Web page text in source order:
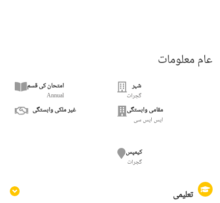
عام معلومات
شہر
گجرات
امتحان کی قسم
Annual
مقامی وابستگی
ایس ایس سی
غیر ملکی وابستگی
کیمپس
گجرات
تعلیمی